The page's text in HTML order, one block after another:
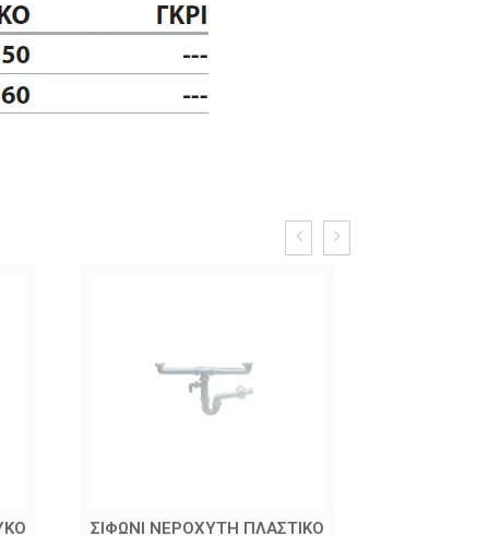
ΣΙΦΩΝΙ ΝΕΡΟΧΥΤΗ ΠΛΑΣΤΙΚΟ